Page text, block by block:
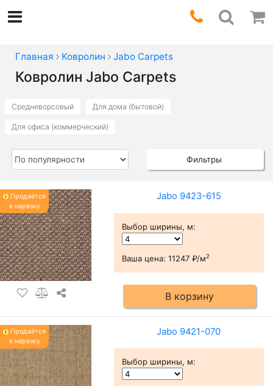
Главная Ковролин Jabo Carpets
Ковролин Jabo Carpets
Средневорсовый Для дома (бытовой)
Для офиса (коммерческий)
Фильтры
Продаётся
в нарезку
Jabo 9423-615
Выбор ширины, м:
Ваша цена: 11247 ₽/м2
В корзину
Продаётся
в нарезку
Jabo 9421-070
Выбор ширины, м: